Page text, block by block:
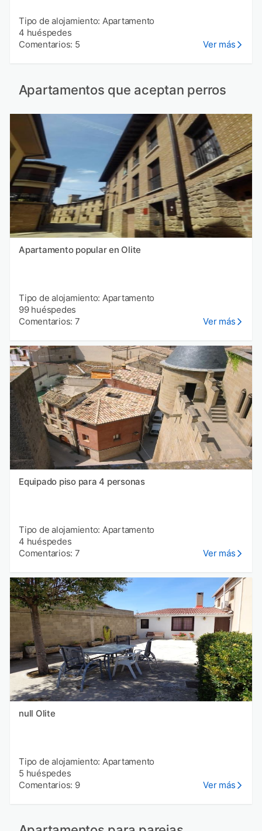
Tipo de alojamiento: Apartamento
4 huéspedes
Comentarios: 5
Ver más
Apartamentos que aceptan perros
Apartamento popular en Olite
Tipo de alojamiento: Apartamento
99 huéspedes
Comentarios: 7
Ver más
Equipado piso para 4 personas
Tipo de alojamiento: Apartamento
4 huéspedes
Comentarios: 7
Ver más
null Olite
Tipo de alojamiento: Apartamento
5 huéspedes
Comentarios: 9
Ver más